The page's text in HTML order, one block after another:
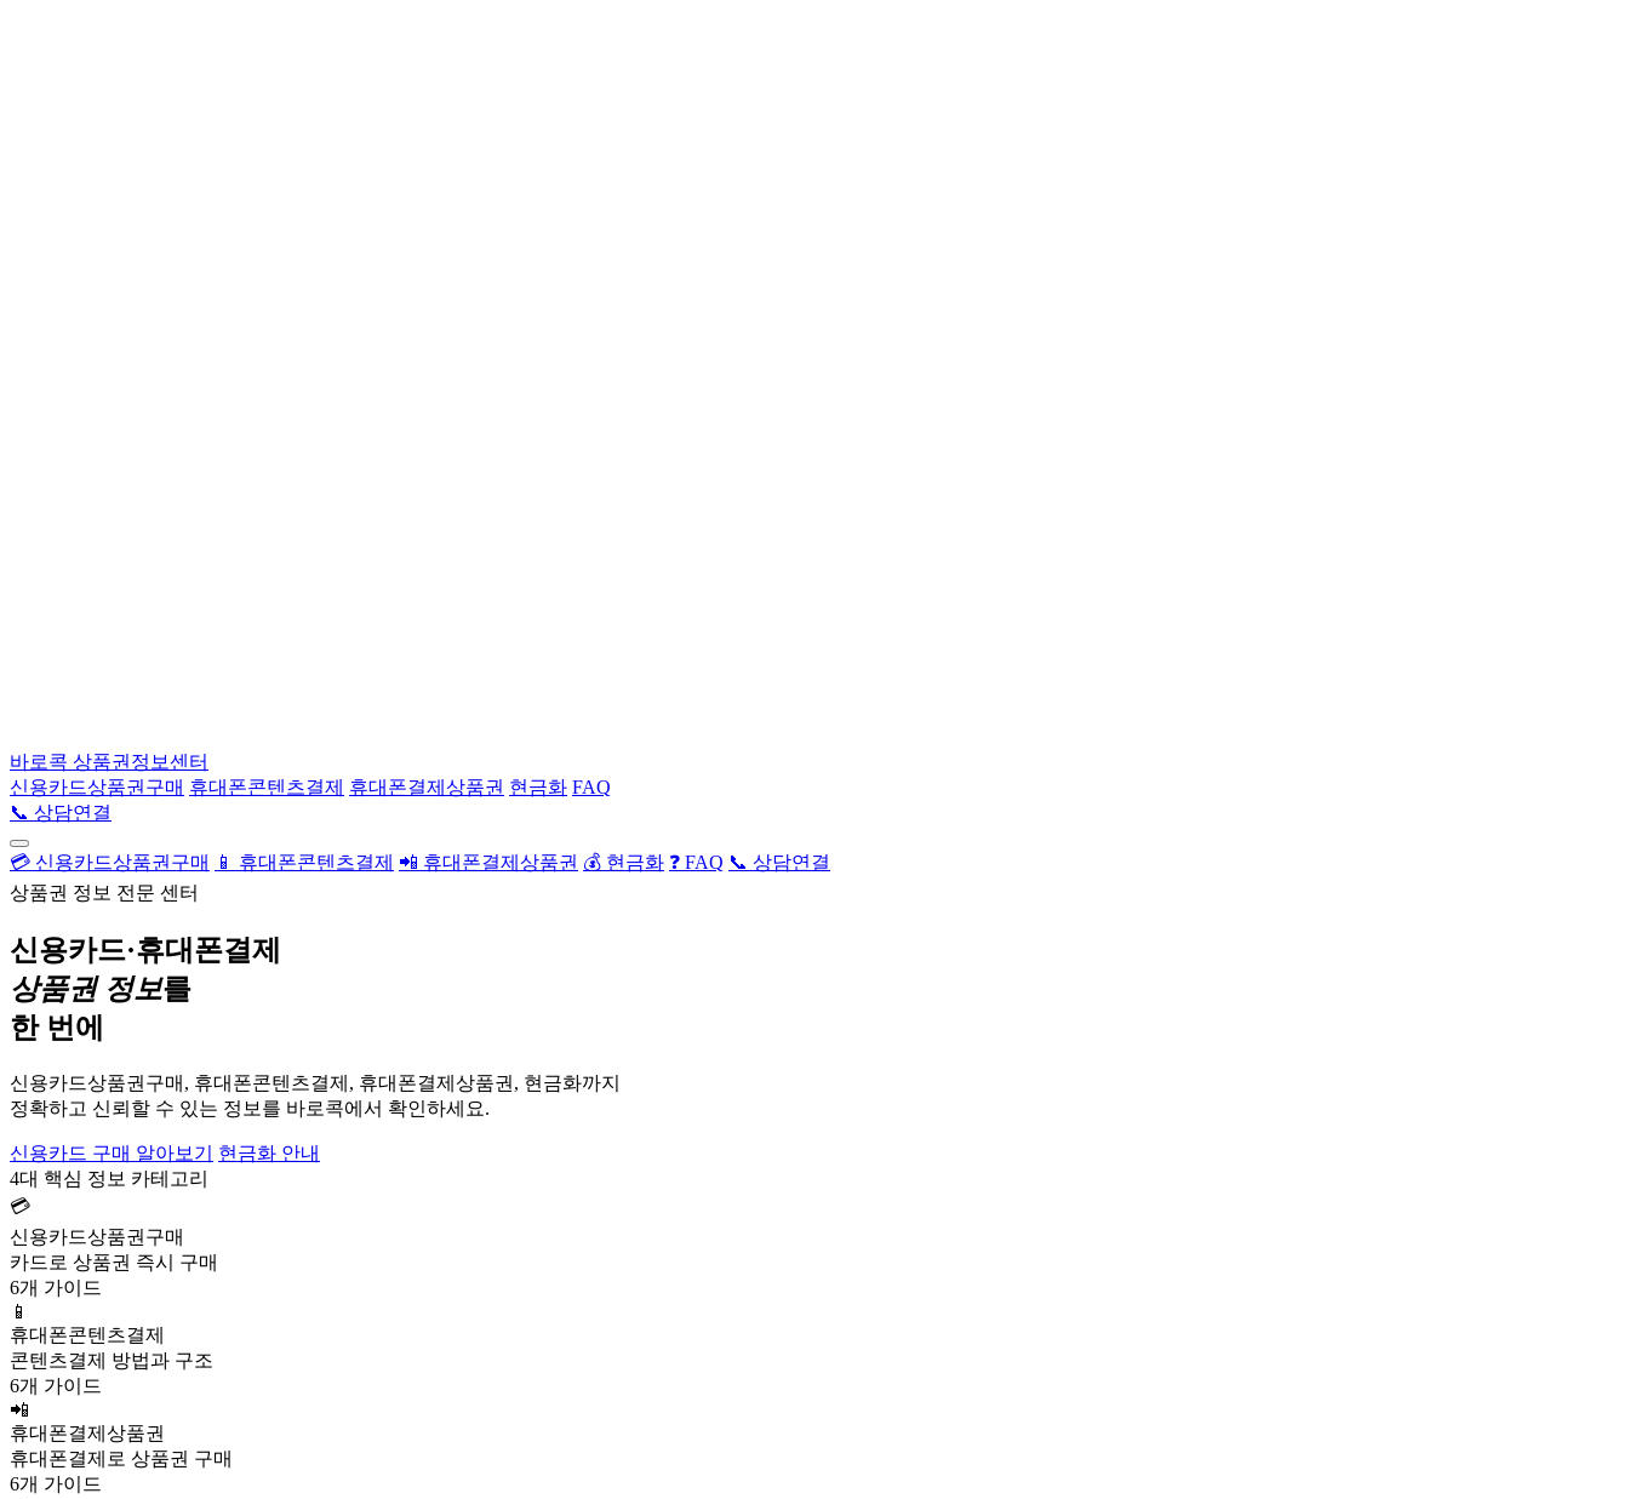
바로콕 상품권정보센터
신용카드상품권구매 휴대폰콘텐츠결제 휴대폰결제상품권 현금화 FAQ
📞 상담연결
💳 신용카드상품권구매 📱 휴대폰콘텐츠결제 📲 휴대폰결제상품권 💰 현금화 ❓ FAQ 📞 상담연결
상품권 정보 전문 센터
신용카드·휴대폰결제
상품권 정보를
한 번에
신용카드상품권구매, 휴대폰콘텐츠결제, 휴대폰결제상품권, 현금화까지
정확하고 신뢰할 수 있는 정보를 바로콕에서 확인하세요.
신용카드 구매 알아보기
현금화 안내
4대 핵심 정보 카테고리
💳
신용카드상품권구매
카드로 상품권 즉시 구매
6개 가이드
📱
휴대폰콘텐츠결제
콘텐츠결제 방법과 구조
6개 가이드
📲
휴대폰결제상품권
휴대폰결제로 상품권 구매
6개 가이드